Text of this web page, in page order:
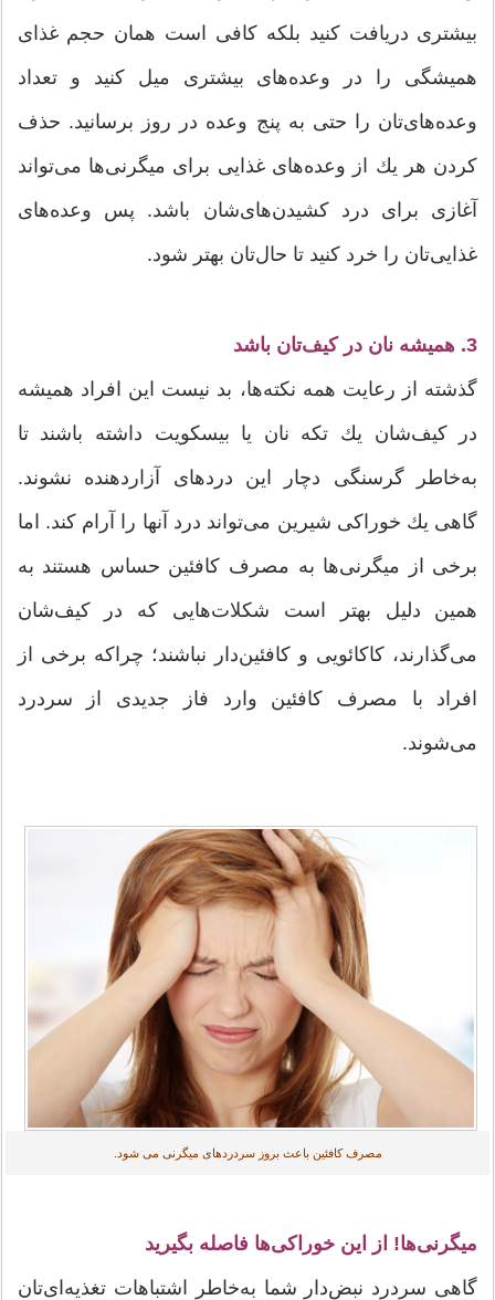
بیشتری دریافت كنید بلكه كافی است همان حجم غذای
همیشگی را در وعده‌های بیشتری میل كنید و تعداد
وعده‌های‌تان را حتی به پنج وعده در روز برسانید. حذف
كردن هر یك از وعده‌های غذایی برای میگرنی‌ها می‌تواند
آغازی برای درد كشیدن‌های‌شان باشد. پس وعده‌های
غذایی‌تان را خرد کنید تا حال‌تان بهتر شود.
3. همیشه نان در كیف‌تان باشد
گذشته از رعایت همه نكته‌ها، بد نیست این افراد همیشه
در كیف‌شان یك تكه نان یا بیسكویت داشته باشند تا
به‌خاطر گرسنگی دچار این دردهای آزار‌دهنده نشوند.
گاهی یك خوراكی شیرین می‌تواند درد آنها را آرام كند. اما
برخی از میگرنی‌ها به مصرف كافئین حساس هستند به
همین دلیل بهتر است شكلات‌هایی كه در كیف‌شان
می‌گذارند، كاكائویی و كافئین‌دار نباشند؛ چراکه برخی از
افراد با مصرف کافئین وارد فاز جدیدی از سردرد
می‌شوند.
مصرف كافئین‌ باعث بروز سردردهای میگرنی می شود.
میگرنی‌ها! از این خوراکی‌ها فاصله بگیرید
گاهی سردرد نبض‌دار شما به‌خاطر اشتباهات تغذیه‌ای‌تان